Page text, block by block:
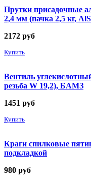
Прутки присадочные
2,4 мм (пачка 2,5 кг,
2172 руб
Купить
Вентиль
резьба W 19,2), БАМЗ
1451 руб
Купить
Краги спилковые
подкладкой
980 руб